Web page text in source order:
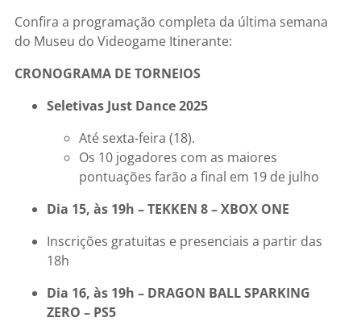
Confira a programação completa da última semana
do Museu do Videogame Itinerante:
CRONOGRAMA DE TORNEIOS
Seletivas Just Dance 2025
Até sexta-feira (18).
Os 10 jogadores com as maiores
pontuações farão a final em 19 de julho
Dia 15, às 19h – TEKKEN 8 – XBOX ONE
Inscrições gratuitas e presenciais a partir das
18h
Dia 16, às 19h – DRAGON BALL SPARKING
ZERO – PS5